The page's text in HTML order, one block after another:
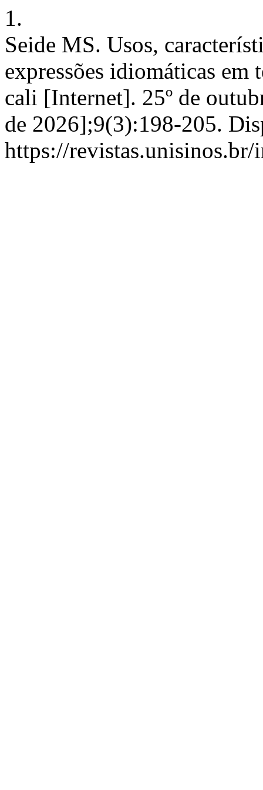
1.
Seide MS. Usos,
expressões idiomáticas
cali [Internet]. 25º de
de 2026];9(3):198-205.
https://